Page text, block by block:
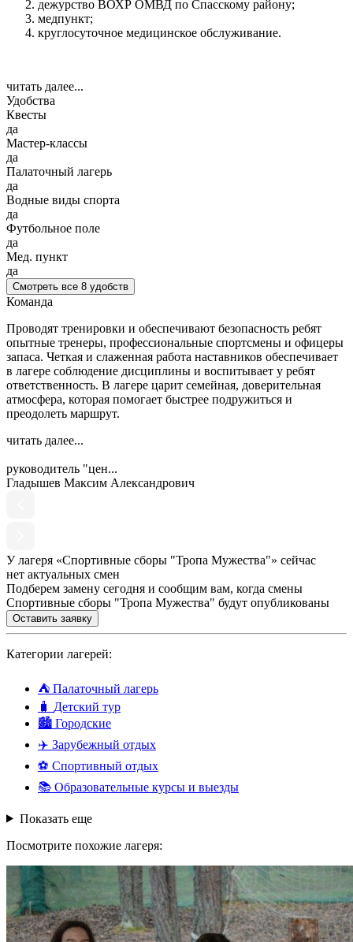
дежурство ВОХР ОМВД по Спасскому району;
медпункт;
круглосуточное медицинское обслуживание.
читать далее...
Удобства
Квесты
да
Мастер-классы
да
Палаточный лагерь
да
Водные виды спорта
да
Футбольное поле
да
Мед. пункт
да
Смотреть все 8 удобств
Команда
Проводят тренировки и обеспечивают безопасность ребят
опытные тренеры, профессиональные спортсмены и офицеры
запаса. Четкая и слаженная работа наставников обеспечивает
в лагере соблюдение дисциплины и воспитывает у ребят
ответственность. В лагере царит семейная, доверительная
атмосфера, которая помогает быстрее подружиться и
преодолеть маршрут.
читать далее...
руководитель "цен...
Гладышев Максим Александрович
У лагеря «Спортивные сборы "Тропа Мужества"» сейчас
нет актуальных смен
Подберем замену сегодня и сообщим вам, когда смены
Спортивные сборы "Тропа Мужества" будут опубликованы
Оставить заявку
Категории лагерей:
⛺ Палаточный лагерь
🧳 Детский тур
🏙️ Городские
✈️ Зарубежный отдых
⚽ Спортивный отдых
📚 Образовательные курсы и выезды
Показать еще
Посмотрите похожие лагеря: